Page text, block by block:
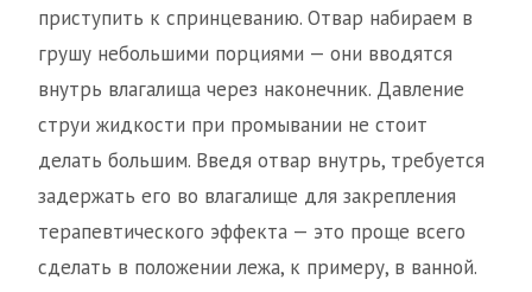
приступить к спринцеванию. Отвар набираем в
грушу небольшими порциями — они вводятся
внутрь влагалища через наконечник. Давление
струи жидкости при промывании не стоит
делать большим. Введя отвар внутрь, требуется
задержать его во влагалище для закрепления
терапевтического эффекта — это проще всего
сделать в положении лежа, к примеру, в ванной.